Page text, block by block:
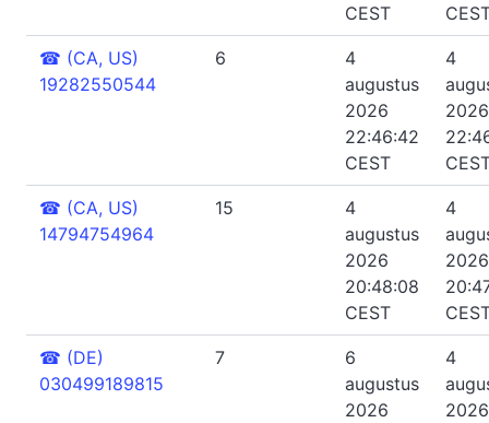
CEST
☎ (CA, US)
19282550544
6
4
augustus
2026
22:46:42
CEST
4
2026
☎ (CA, US)
14794754964
15
4
augustus
2026
20:48:08
CEST
4
2026
☎ (DE)
030499189815
7
6
augustus
2026
4
2026